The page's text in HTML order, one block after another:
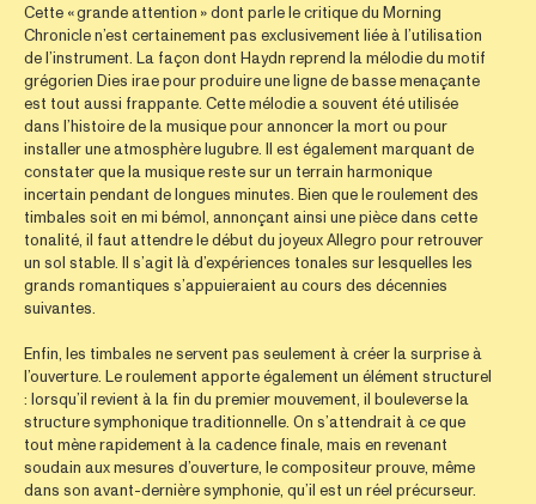
Cette « grande attention » dont parle le critique du Morning
Chronicle n’est certainement pas exclusivement liée à l’utilisation
de l’instrument. La façon dont Haydn reprend la mélodie du motif
grégorien Dies irae pour produire une ligne de basse menaçante
est tout aussi frappante. Cette mélodie a souvent été utilisée
dans l’histoire de la musique pour annoncer la mort ou pour
installer une atmosphère lugubre. Il est également marquant de
constater que la musique reste sur un terrain harmonique
incertain pendant de longues minutes. Bien que le roulement des
timbales soit en mi bémol, annonçant ainsi une pièce dans cette
tonalité, il faut attendre le début du joyeux Allegro pour retrouver
un sol stable. Il s’agit là d’expériences tonales sur lesquelles les
grands romantiques s’appuieraient au cours des décennies
suivantes.
Enfin, les timbales ne servent pas seulement à créer la surprise à
l’ouverture. Le roulement apporte également un élément structurel
: lorsqu’il revient à la fin du premier mouvement, il bouleverse la
structure symphonique traditionnelle. On s’attendrait à ce que
tout mène rapidement à la cadence finale, mais en revenant
soudain aux mesures d’ouverture, le compositeur prouve, même
dans son avant-dernière symphonie, qu’il est un réel précurseur.